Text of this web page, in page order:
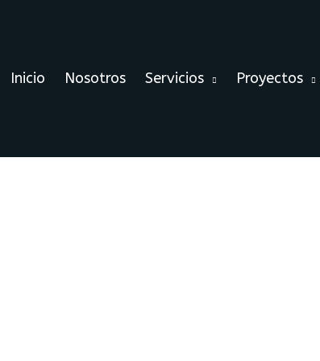
Inicio Nosotros Servicios Proyectos